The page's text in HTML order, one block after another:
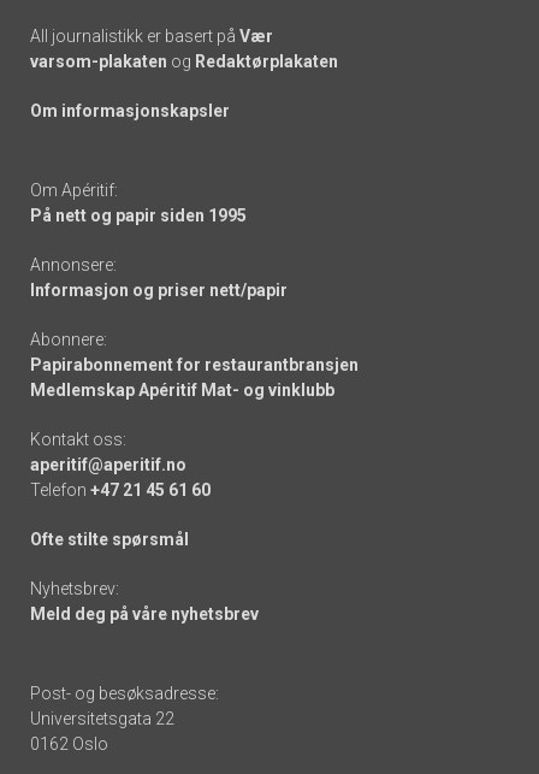
All journalistikk er basert på Vær
varsom-plakaten og Redaktørplakaten
Om informasjonskapsler
Om Apéritif:
På nett og papir siden 1995
Annonsere:
Informasjon og priser nett/papir
Abonnere:
Papirabonnement for restaurantbransjen
Medlemskap Apéritif Mat- og vinklubb
Kontakt oss:
aperitif@aperitif.no
Telefon +47 21 45 61 60
Ofte stilte spørsmål
Nyhetsbrev:
Meld deg på våre nyhetsbrev
Post- og besøksadresse:
Universitetsgata 22
0162 Oslo